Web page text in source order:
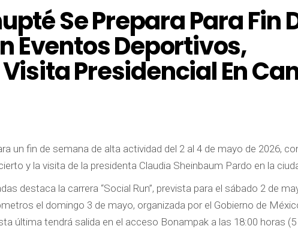
Se Prepara Para Fin
Eventos Deportivos,
Presidencial En
un fin de semana de alta actividad del 2 al 4 de mayo de 2026,
y la visita de la presidenta Claudia Sheinbaum Pardo en la
destaca la carrera “Social Run”, prevista para el sábado 2 de
el domingo 3 de mayo, organizada por el Gobierno de
última tendrá salida en el acceso Bonampak a las 18:00 horas